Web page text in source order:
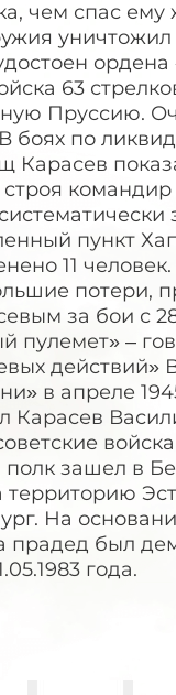
чем спас ему
уничтожил
ордена
63
Пруссию.
боях по
Карасев
командир
пункт
11
потери,
за бои с
пулемет» –
действий»
в апреле
Карасев
полк зашел в
На
прадед был
года.